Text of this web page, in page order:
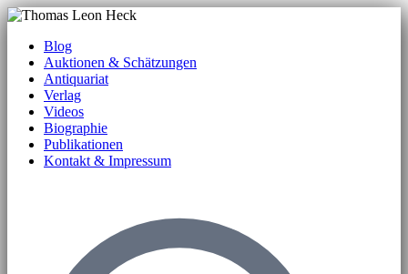
Blog
Auktionen & Schätzungen
Antiquariat
Verlag
Videos
Biographie
Publikationen
Kontakt & Impressum